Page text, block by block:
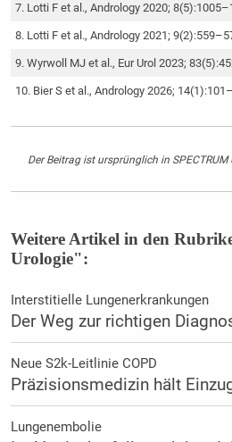
Lotti F et al., Andrology 2020;
Lotti F et al., Andrology 2021;
Wyrwoll MJ et al., Eur Urol 2023;
Bier S et al., Andrology 2026;
Der Beitrag ist ursprünglich in
Weitere Artikel in den
Urologie":
Interstitielle Lungenerkrankungen
Der Weg zur richtigen
Neue S2k-Leitlinie COPD
Präzisionsmedizin hält
Lungenembolie